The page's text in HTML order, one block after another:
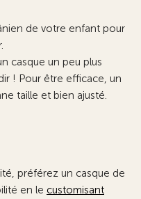
de votre enfant pour
casque un peu plus
! Pour être efficace, un
taille et bien ajusté.
préférez un casque de
en le customisant